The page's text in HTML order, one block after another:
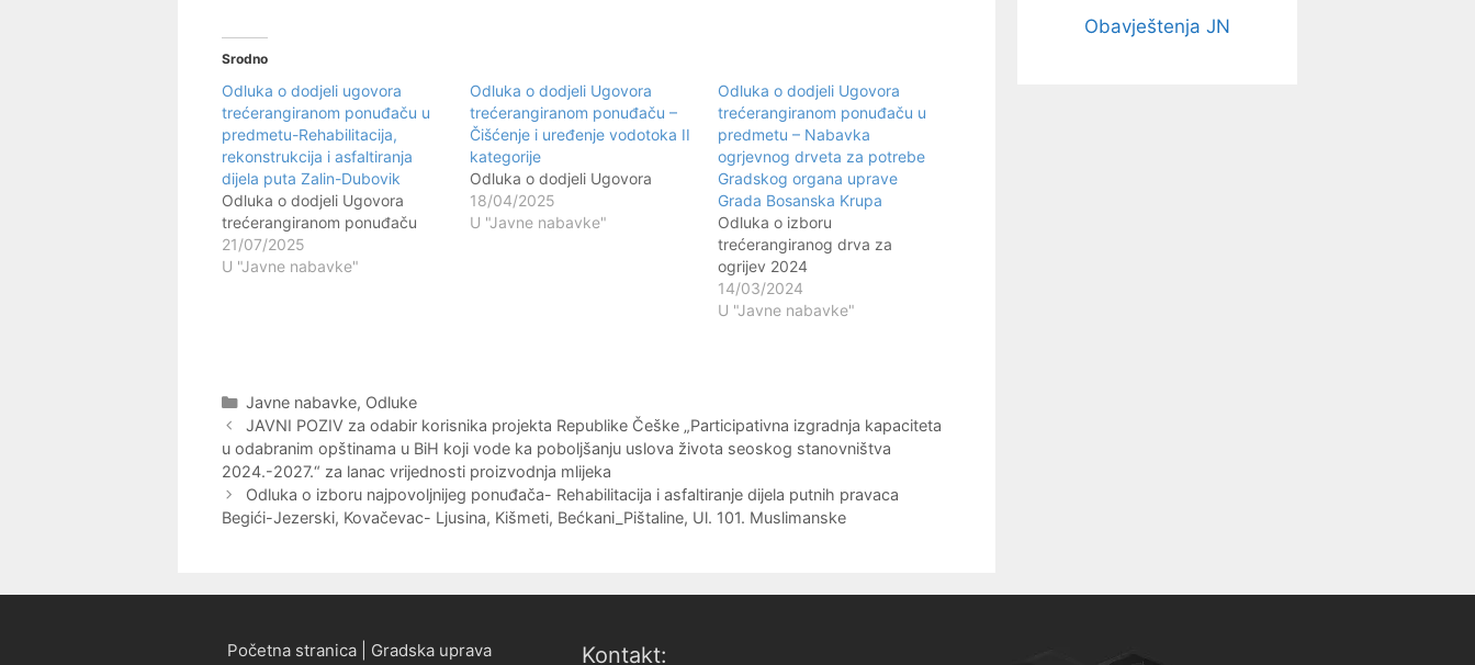
Srodno
Odluka o dodjeli ugovora
trećerangiranom ponuđaču u
predmetu-Rehabilitacija,
rekonstrukcija i asfaltiranja
dijela puta Zalin-Dubovik
Odluka o dodjeli Ugovora
trećerangiranom ponuđaču
21/07/2025
U "Javne nabavke"
Odluka o dodjeli Ugovora
trećerangiranom ponuđaču –
Čišćenje i uređenje vodotoka II
kategorije
Odluka o dodjeli Ugovora
18/04/2025
U "Javne nabavke"
Odluka o dodjeli Ugovora
trećerangiranom ponuđaču u
predmetu – Nabavka
ogrjevnog drveta za potrebe
Gradskog organa uprave
Grada Bosanska Krupa
Odluka o izboru
trećerangiranog drva za
ogrijev 2024
14/03/2024
U "Javne nabavke"
Kategorije
Javne nabavke, Odluke
Navigacija
objava
JAVNI POZIV za odabir korisnika projekta Republike Češke „Participativna izgradnja kapaciteta
u odabranim opštinama u BiH koji vode ka poboljšanju uslova života seoskog stanovništva
2024.-2027.“ za lanac vrijednosti proizvodnja mlijeka
Odluka o izboru najpovoljnijeg ponuđača- Rehabilitacija i asfaltiranje dijela putnih pravaca
Begići-Jezerski, Kovačevac- Ljusina, Kišmeti, Bećkani_Pištaline, Ul. 101. Muslimanske
Obavještenja JN
Početna stranica | Gradska uprava Kontakt: